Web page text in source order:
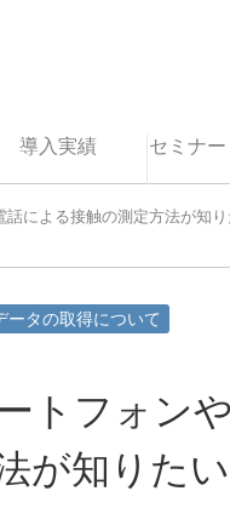
導入実績 セミナー
による接触の測定方法が知り
ータの取得について
トフォン
が知りたい